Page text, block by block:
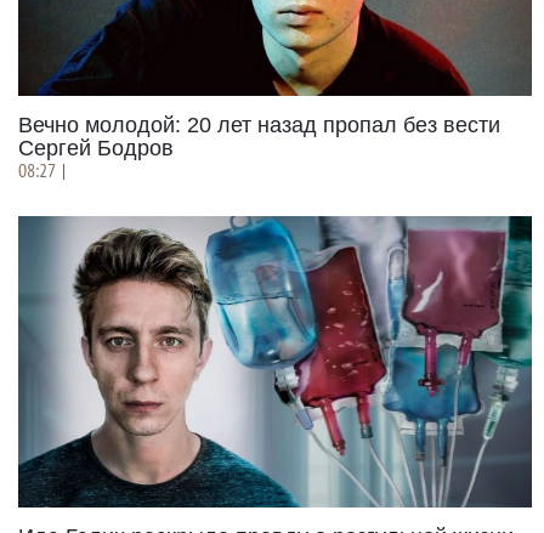
Вечно молодой: 20 лет назад пропал без вести
Сергей Бодров
08:27